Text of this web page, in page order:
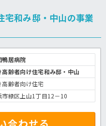
宅和み邸・中山の事業
鴨居病院
高齢者向け住宅和み邸・中山
齢者向け住宅
市緑区上山1丁目12－10